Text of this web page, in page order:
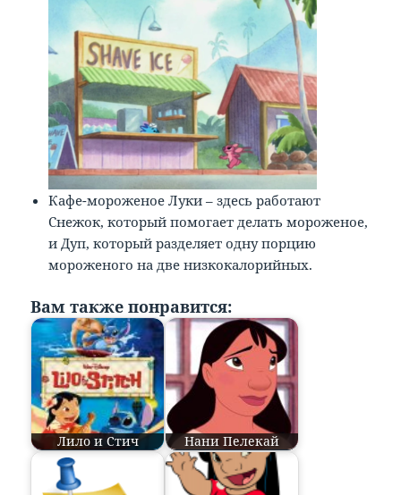
Кафе-мороженое Луки – здесь работают
Снежок, который помогает делать мороженое,
и Дуп, который разделяет одну порцию
мороженого на две низкокалорийных.
Вам также понравится:
Лило и Стич Нани Пелекай